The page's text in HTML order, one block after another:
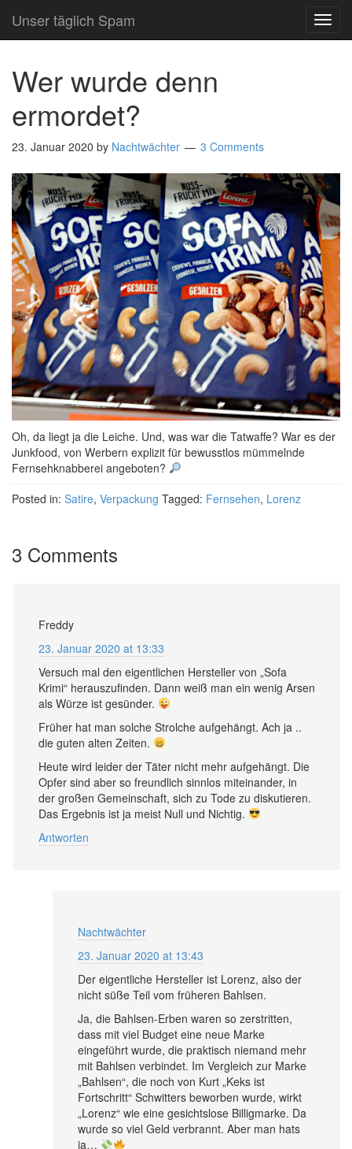
Unser täglich Spam
Wer wurde denn
ermordet?
23. Januar 2020 by Nachtwächter 3 Comments
Oh, da liegt ja die Leiche. Und, was war die Tatwaffe? War es der
Junkfood, von Werbern explizit für bewusstlos mümmelnde
Fernsehknabberei angeboten?
Posted in: Satire, Verpackung Tagged: Fernsehen, Lorenz
3 Comments
Freddy
23. Januar 2020 at 13:33
Versuch mal den eigentlichen Hersteller von „Sofa
Krimi“ herauszufinden. Dann weiß man ein wenig Arsen
als Würze ist gesünder.
Früher hat man solche Strolche aufgehängt. Ach ja ..
die guten alten Zeiten.
Heute wird leider der Täter nicht mehr aufgehängt. Die
Opfer sind aber so freundlich sinnlos miteinander, in
der großen Gemeinschaft, sich zu Tode zu diskutieren.
Das Ergebnis ist ja meist Null und Nichtig.
Antworten
Nachtwächter
23. Januar 2020 at 13:43
Der eigentliche Hersteller ist Lorenz, also der
nicht süße Teil vom früheren Bahlsen.
Ja, die Bahlsen-Erben waren so zerstritten,
dass mit viel Budget eine neue Marke
eingeführt wurde, die praktisch niemand mehr
mit Bahlsen verbindet. Im Vergleich zur Marke
„Bahlsen“, die noch von Kurt „Keks ist
Fortschritt“ Schwitters beworben wurde, wirkt
„Lorenz“ wie eine gesichtslose Billigmarke. Da
wurde so viel Geld verbrannt. Aber man hats
ja…